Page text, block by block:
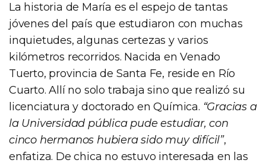
La historia de María es el espejo de tantas
jóvenes del país que estudiaron con muchas
inquietudes, algunas certezas y varios
kilómetros recorridos. Nacida en Venado
Tuerto, provincia de Santa Fe, reside en Río
Cuarto. Allí no solo trabaja sino que realizó su
licenciatura y doctorado en Química. “Gracias a
la Universidad pública pude estudiar, con
cinco hermanos hubiera sido muy difícil”,
enfatiza. De chica no estuvo interesada en las